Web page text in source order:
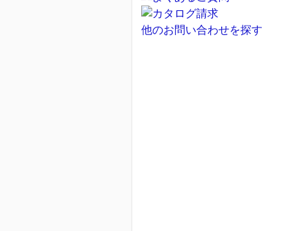
他のお問い合わせを探す